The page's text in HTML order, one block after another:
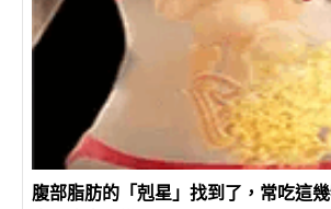
腹部脂肪的「剋星」找到了，常吃這